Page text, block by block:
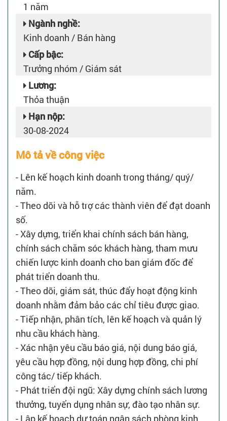
1 năm
Ngành nghề:
Kinh doanh / Bán hàng
Cấp bậc:
Trưởng nhóm / Giám sát
Lương:
Thỏa thuận
Hạn nộp:
30-08-2024
Mô tả về công việc
- Lên kế hoạch kinh doanh trong tháng/ quý/
năm.
- Theo dõi và hỗ trợ các thành viên để đạt doanh
số.
- Xây dựng, triển khai chính sách bán hàng,
chính sách chăm sóc khách hàng, tham mưu
chiến lược kinh doanh cho ban giám đốc để
phát triển doanh thu.
- Theo dõi, giám sát, thúc đẩy hoạt động kinh
doanh nhằm đảm bảo các chỉ tiêu được giao.
- Tiếp nhận, phân tích, lên kế hoạch và quản lý
nhu cầu khách hàng.
- Xác nhận yêu cầu báo giá, nội dung báo giá,
yêu cầu hợp đồng, nội dung hợp đồng, chi phí
công tác/ tiếp khách.
- Phát triển đội ngũ: Xây dựng chính sách lương
thưởng, tuyển dụng nhân sự, đào tạo nhân sự.
- Lập kế hoạch dự toán ngân sách phòng kinh